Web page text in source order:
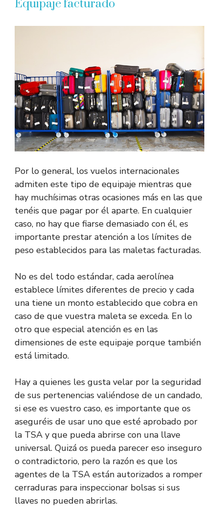
Equipaje facturado
Por lo general, los vuelos internacionales
admiten este tipo de equipaje mientras que
hay muchísimas otras ocasiones más en las que
tenéis que pagar por él aparte. En cualquier
caso, no hay que fiarse demasiado con él, es
importante prestar atención a los límites de
peso establecidos para las maletas facturadas.
No es del todo estándar, cada aerolínea
establece límites diferentes de precio y cada
una tiene un monto establecido que cobra en
caso de que vuestra maleta se exceda. En lo
otro que especial atención es en las
dimensiones de este equipaje porque también
está limitado.
Hay a quienes les gusta velar por la seguridad
de sus pertenencias valiéndose de un candado,
si ese es vuestro caso, es importante que os
aseguréis de usar uno que esté aprobado por
la TSA y que pueda abrirse con una llave
universal. Quizá os pueda parecer eso inseguro
o contradictorio, pero la razón es que los
agentes de la TSA están autorizados a romper
cerraduras para inspeccionar bolsas si sus
llaves no pueden abrirlas.